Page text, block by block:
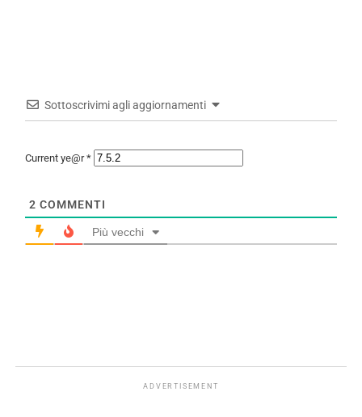
Sottoscrivimi agli aggiornamenti
Current ye@r*
2 COMMENTI
Più vecchi
ADVERTISEMENT